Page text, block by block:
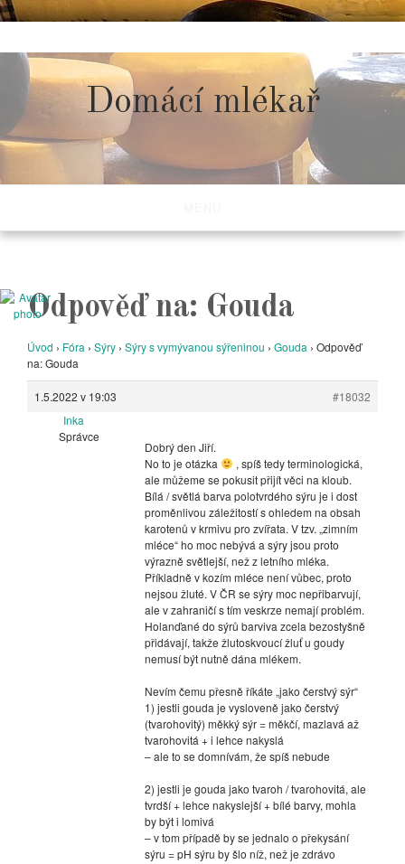
to
content
Domácí mlékař
Odpověď na: Gouda
Úvod › Fóra › Sýry › Sýry s vymývanou sýřeninou › Gouda › Odpověď
na: Gouda
1.5.2022 v 19:03
#18032
Inka
Správce
Dobrý den Jiří.
No to je otázka
, spíš tedy terminologická,
ale můžeme se pokusit přijít věci na kloub.
Bílá / světlá barva polotvrdého sýru je i dost
proměnlivou záležitostí s ohledem na obsah
karotenů v krmivu pro zvířata. V tzv. „zimním
mléce“ ho moc nebývá a sýry jsou proto
výrazně světlejší, než z letního mléka.
Příkladně v kozím mléce není vůbec, proto
nejsou žluté. V ČR se sýry moc nepřibarvují,
ale v zahraničí s tím veskrze nemají problém.
Holanďané do sýrů barviva zcela bezostyšně
přidávají, takže žlutoskvoucí žluť u goudy
nemusí být nutně dána mlékem.
Nevím čemu přesně říkáte „jako čerstvý sýr“
1) jestli gouda je vysloveně jako čerstvý
(tvarohovitý) měkký sýr = měkčí, mazlavá až
tvarohovitá + i lehce nakyslá
– ale to se domnívám, že spíš nebude
2) jestli je gouda jako tvaroh / tvarohovitá, ale
tvrdší + lehce nakyslejší + bílé barvy, mohla
by být i lomivá
– v tom případě by se jednalo o překysání
sýru = pH sýru by šlo níž, než je zdrávo